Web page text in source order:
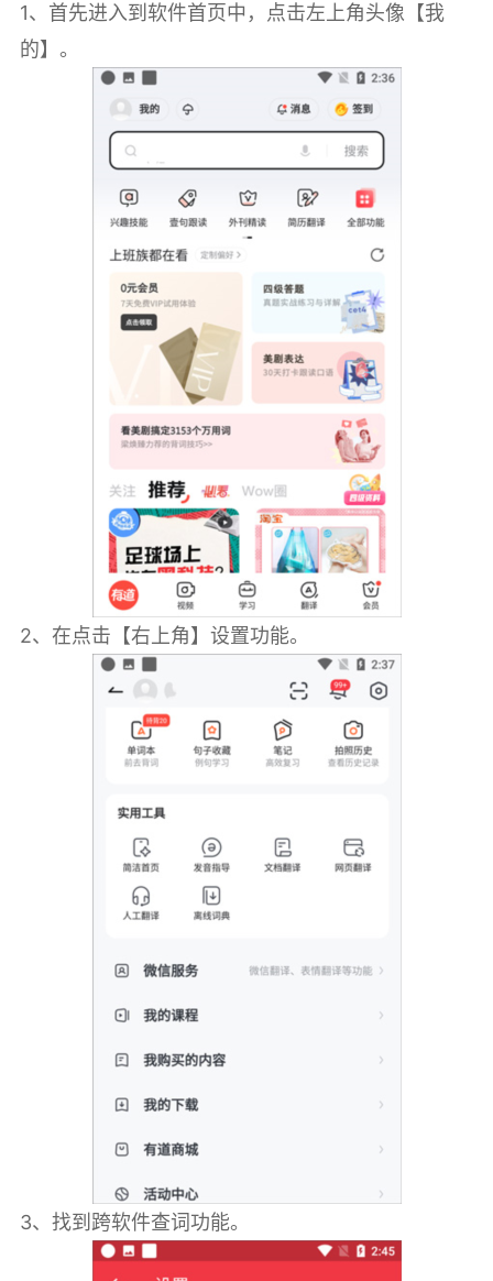
1、首先进入到软件首页中，点击左上角头像【我
的】。
2、在点击【右上角】设置功能。
3、找到跨软件查词功能。